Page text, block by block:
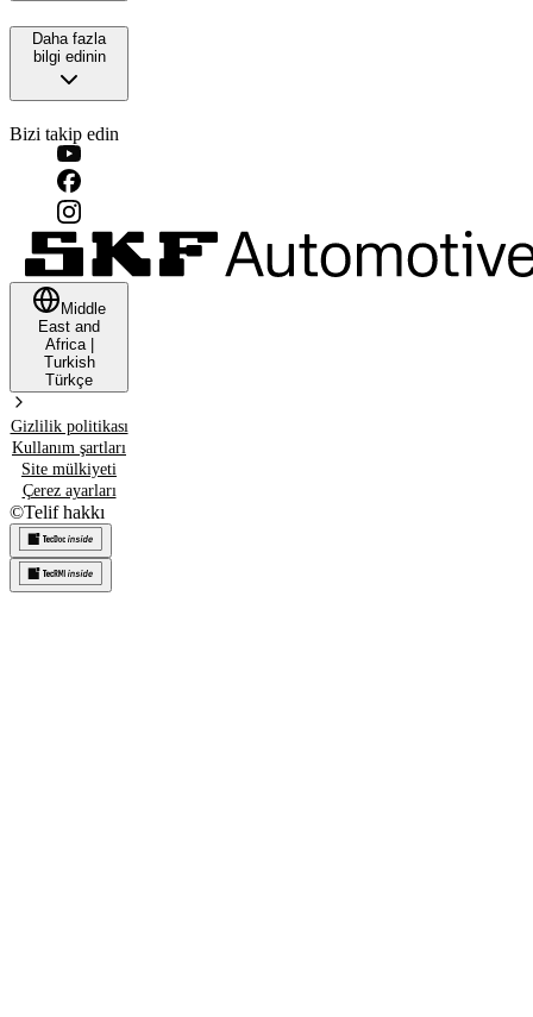
Daha fazla
bilgi edinin
Bizi takip edin
Middle
East and
Africa|
Turkish
Türkçe
Gizlilik politikası
Kullanım şartları
Site mülkiyeti
Çerez ayarları
©Telif hakkı